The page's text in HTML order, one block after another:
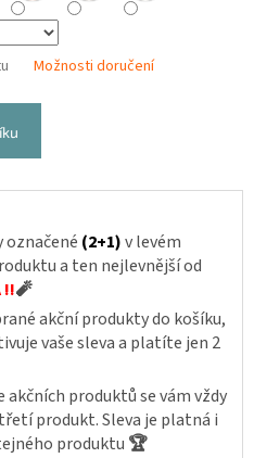
Možnosti doručení
označené (2+1)v levém
a ten nejlevnější od
!!🧨
akční produkty do košíku,
vaše sleva a platíte jen 2
akčních produktů se vám vždy
produkt. Sleva je platná i
produktu 🏆